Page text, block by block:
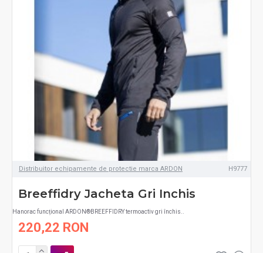
Distribuitor echipamente de protectie marca ARDON H9777
Breeffidry Jacheta Gri Inchis
Hanorac funcțional ARDON®BREEFFIDRY termoactiv gri închis..
220,22 RON